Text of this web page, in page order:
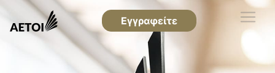
Εγγραφείτε